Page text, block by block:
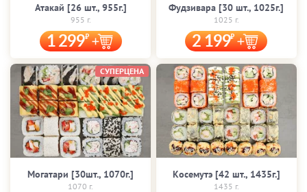
Атакай [26 шт., 955г.]
955 г.
1 299
Фудзивара [30 шт., 1025г.]
1025 г.
2 199
Могатари [30шт., 1070г.]
1070 г.
СУПЕРЦЕНА
Косемутэ [42 шт., 1435г.]
1435 г.